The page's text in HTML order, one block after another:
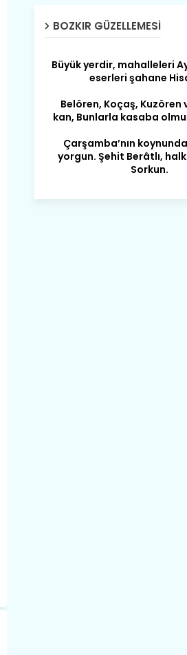
BOZKIR GÜZELLEMESI
Belören, Koçaş, Kuzören
kan, Bunlarla kasaba
Çarşamba’nın
yorgun. Şehit Berâtlı,
Sorkun.
Perşembe de yaşlılardan